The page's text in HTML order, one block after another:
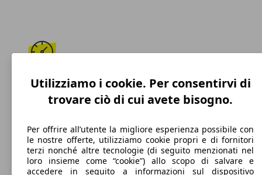
189 km/h
Velocità massima
Diesel
Carburante
Utilizziamo i cookie. Per consentirvi di
trovare ciò di cui avete bisogno.
Per offrire all’utente la migliore esperienza possibile con
le nostre offerte, utilizziamo cookie propri e di fornitori
terzi nonché altre tecnologie (di seguito menzionati nel
loro insieme come “cookie”) allo scopo di salvare e
accedere in seguito a informazioni sul dispositivo